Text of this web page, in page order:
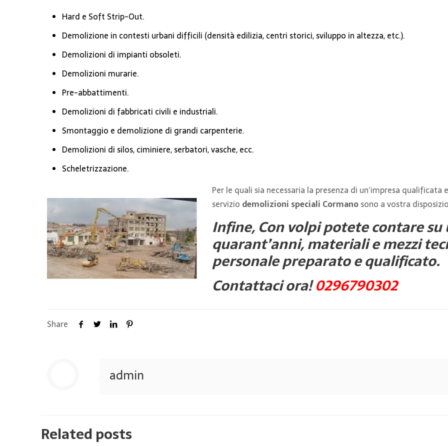
Hard e Soft Strip-Out.
Demolizione in contesti urbani difficili (densità edilizia, centri storici, sviluppo in altezza, etc.).
Demolizioni di impianti obsoleti.
Demolizioni murarie.
Pre-abbattimenti.
Demolizioni di fabbricati civili e industriali.
Smontaggio e demolizione di grandi carpenterie.
Demolizioni di silos, ciminiere, serbatori, vasche, ecc.
Scheletrizzazione.
Per le quali sia necessaria la presenza di un’impresa
servizio demolizioni speciali Cormanosono a vostra
Infine, Con volpi potete contare
quarant’anni, materiali e mezzi
personale preparato e qualificato.
Contattaci ora!0296790302
Share
admin
Related posts